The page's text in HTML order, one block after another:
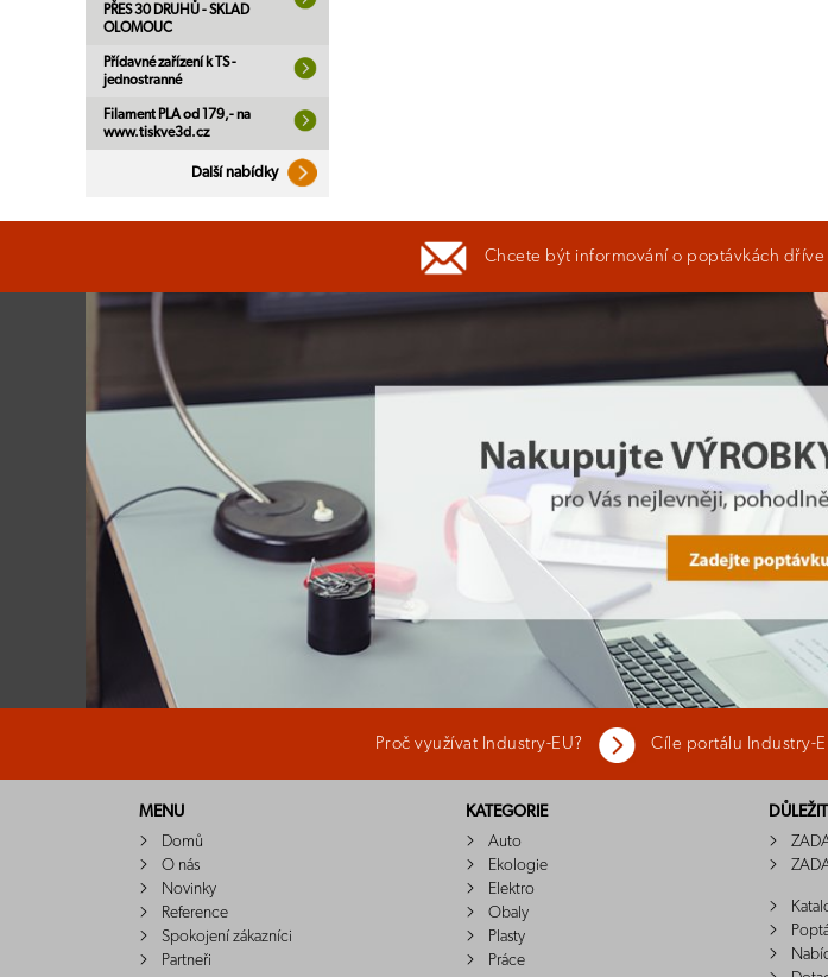
PŘES 30 DRUHŮ - SKLAD
OLOMOUC
Přídavné zařízení k TS -
jednostranné
Filament PLA od 179,- na
www.tiskve3d.cz
Další nabídky
Chcete být informování o poptávkách dříve
Proč využívat Industry-EU? Cíle portálu Industry-
MENU
Domů
O nás
Novinky
Reference
Spokojení zákazníci
Partneři
KATEGORIE
Auto
Ekologie
Elektro
Obaly
Plasty
Práce